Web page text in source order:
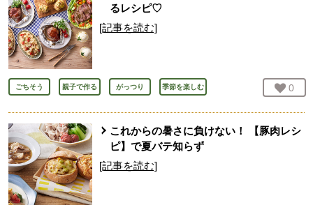
るレシピ♡
[記事を読む]
ごちそう 親子で作る がっつり 季節を楽しむ お気
0
これからの暑さに負けない！ 【豚肉レシ
ピ】で夏バテ知らず
[記事を読む]